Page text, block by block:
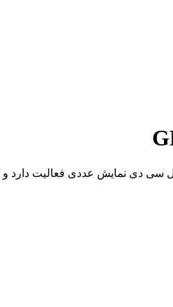
سی دی نمایش عددی فعالیت دارد و